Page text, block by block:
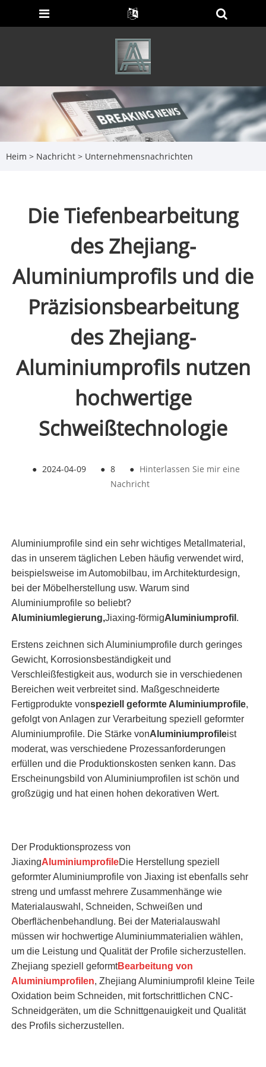
Heim > Nachricht > Unternehmensnachrichten
Die Tiefenbearbeitung
des Zhejiang-
Aluminiumprofils und die
Präzisionsbearbeitung
des Zhejiang-
Aluminiumprofils nutzen
hochwertige
Schweißtechnologie
● 2024-04-09 ● 8 ● Hinterlassen Sie mir eine
Nachricht
Aluminiumprofile sind ein sehr wichtiges Metallmaterial,
das in unserem täglichen Leben häufig verwendet wird,
beispielsweise im Automobilbau, im Architekturdesign,
bei der Möbelherstellung usw. Warum sind
Aluminiumprofile so beliebt?
Aluminiumlegierung,Jiaxing-förmigAluminiumprofil .
Erstens zeichnen sich Aluminiumprofile durch geringes
Gewicht, Korrosionsbeständigkeit und
Verschleißfestigkeit aus, wodurch sie in verschiedenen
Bereichen weit verbreitet sind. Maßgeschneiderte
Fertigprodukte vonspeziell geformte Aluminiumprofile,
gefolgt von Anlagen zur Verarbeitung speziell geformter
Aluminiumprofile. Die Stärke vonAluminiumprofileist
moderat, was verschiedene Prozessanforderungen
erfüllen und die Produktionskosten senken kann. Das
Erscheinungsbild von Aluminiumprofilen ist schön und
großzügig und hat einen hohen dekorativen Wert.
Der Produktionsprozess von
JiaxingAluminiumprofileDie Herstellung speziell
geformter Aluminiumprofile von Jiaxing ist ebenfalls sehr
streng und umfasst mehrere Zusammenhänge wie
Materialauswahl, Schneiden, Schweißen und
Oberflächenbehandlung. Bei der Materialauswahl
müssen wir hochwertige Aluminiummaterialien wählen,
um die Leistung und Qualität der Profile sicherzustellen.
Zhejiang speziell geformtBearbeitung von
Aluminiumprofilen, Zhejiang Aluminiumprofil kleine Teile
Oxidation beim Schneiden, mit fortschrittlichen CNC-
Schneidgeräten, um die Schnittgenauigkeit und Qualität
des Profils sicherzustellen.